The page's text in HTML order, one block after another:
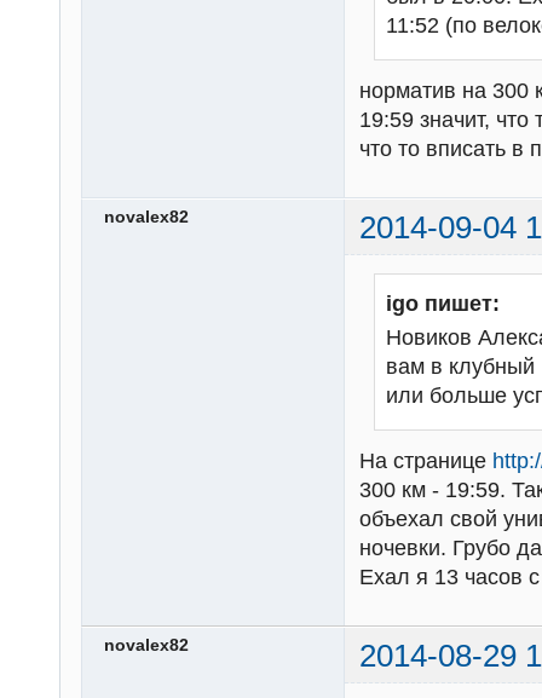
11:52 (по
норматив на 300
19:59 значит,
что то вписать в
novalex82 2014-09-04
igo пишет:
Новиков
вам в клубный
или больше
На странице
300 км - 19:59.
объехал свой
ночевки. Грубо
Ехал я 13 часов
novalex82 2014-08-29